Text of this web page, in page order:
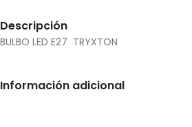
Descripción
BULBO LED E27 TRYXTON
Información adicional